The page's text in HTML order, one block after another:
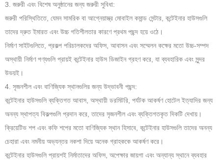
3. জরুরী এবং বিশেষ অনুষ্ঠানের জন্য জরুরী সুবিধা:
জরুরী পরিস্থিতিতে, যেমন সামরিক বা আগ্নেয়াস্ত্র মোবাইল কমান্ড সেন্টার, কন্টেইনার হাউসগুলি
তাদের দ্রুত ইমারত এবং উচ্চ গতিশীলতার কারণে প্রথম পছন্দ হয়ে ওঠে।
নির্মাণ সাইটগুলিতে, প্রকল্প পরিচালকদের অফিস, আবাসন এবং সম্মেলন কক্ষের মতো উচ্চ-সম্পদ
অস্থায়ী নির্মাণ পণ্যগুলি প্রায়ই কন্টেইনার হাউস ডিজাইন গ্রহণ করে, যা ব্যবহারিক এবং সুন্দর
উভয়ই।
4. সৃজনশীল এবং বাণিজ্যিক স্থানগুলির জন্য উদ্ভাবনী পছন্দ:
কন্টেইনার হাউসগুলি ব্যক্তিগত আবাস, অস্থায়ী ডরমিটরি, পর্যটক আকর্ষণ হোটেল ইত্যাদির জন্য
অনন্য স্থাপত্য বিকল্পগুলি প্রদান করে, তাদের সৃজনশীল এবং ব্যক্তিগতকৃত দিকটি দেখায়।
ক্রিয়েটিভ শপ এবং কফি শপের মতো বাণিজ্যিক স্থান হিসাবে, কন্টেইনার হাউসগুলি তাদের অনন্য
চেহারা এবং নমনীয় অভ্যন্তর নকশা দিয়ে অনেক গ্রাহককে আকর্ষণ করে।
কন্টেইনার হাউসগুলি প্রায়শই নির্মাতাদের অফিস, অপেক্ষার জায়গা এবং অন্যান্য স্থানে ব্যবহার